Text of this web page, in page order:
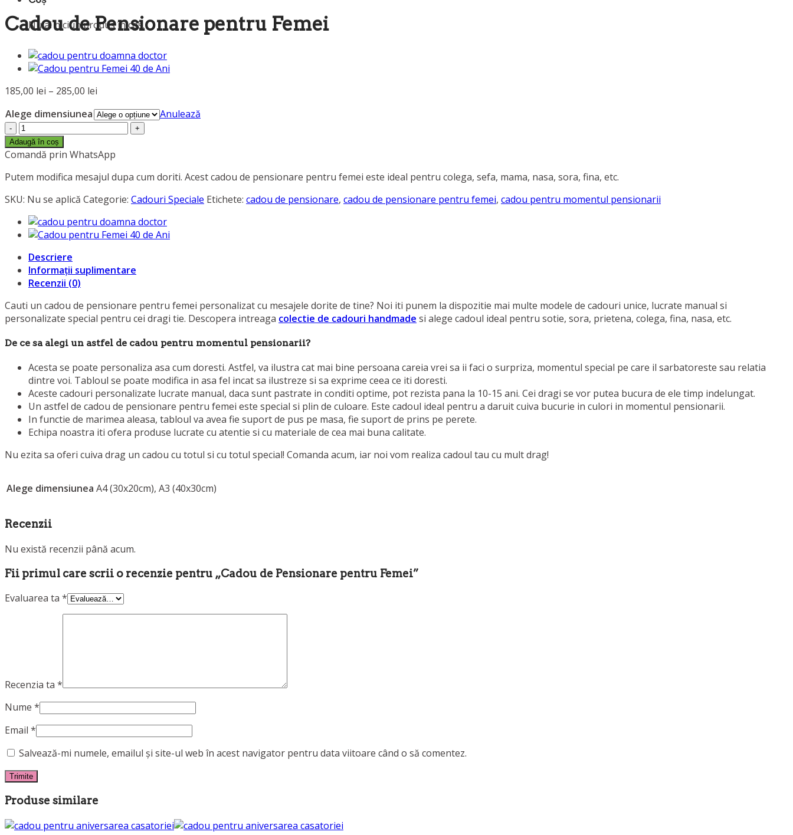
Nu ai niciun produs în coș.
Cadou de Pensionare pentru Femei
185,00 lei – 285,00 lei
prețuri:
185,00 lei
la
Alege dimensiunea
Anulează
Cantitate
Cadou
de
pentru
Adaugă în coș
Comandă prin WhatsApp
Putem modifica mesajul dupa cum doriti. Acest cadou de pensionare pentru femei este ideal pentru colega, sefa, mama, nasa, sora, fina, etc.
SKU: Nu se aplică Categorie: Cadouri Speciale Etichete: cadou de pensionare, cadou de pensionare pentru femei, cadou pentru momentul pensionarii
Descriere
Informații suplimentare
Recenzii (0)
Cauti un cadou de pensionare pentru femei personalizat cu mesajele dorite de tine? Noi iti punem la dispozitie mai multe modele de cadouri unice, lucrate manual si
personalizate special pentru cei dragi tie. Descopera intreaga colectie de cadouri handmade si alege cadoul ideal pentru sotie, sora, prietena, colega, fina, nasa, etc.
De ce sa alegi un astfel de cadou pentru momentul pensionarii?
Acesta se poate personaliza asa cum doresti. Astfel, va ilustra cat mai bine persoana careia vrei sa ii faci o surpriza, momentul special pe care il sarbatoreste sau relatia
dintre voi. Tabloul se poate modifica in asa fel incat sa ilustreze si sa exprime ceea ce iti doresti.
Aceste cadouri personalizate lucrate manual, daca sunt pastrate in conditi optime, pot rezista pana la 10-15 ani. Cei dragi se vor putea bucura de ele timp indelungat.
Un astfel de cadou de pensionare pentru femei este special si plin de culoare. Este cadoul ideal pentru a daruit cuiva bucurie in culori in momentul pensionarii.
In functie de marimea aleasa, tabloul va avea fie suport de pus pe masa, fie suport de prins pe perete.
Echipa noastra iti ofera produse lucrate cu atentie si cu materiale de cea mai buna calitate.
Nu ezita sa oferi cuiva drag un cadou cu totul si cu totul special! Comanda acum, iar noi vom realiza cadoul tau cu mult drag!
Alege dimensiunea A4 (30x20cm), A3 (40x30cm)
Recenzii
Nu există recenzii până acum.
Fii primul care scrii o recenzie pentru „Cadou de Pensionare pentru Femei”
Evaluarea ta *
Recenzia ta *
Nume *
Email *
Salvează-mi numele, emailul și site-ul web în acest navigator pentru data viitoare când o să comentez.
Produse similare